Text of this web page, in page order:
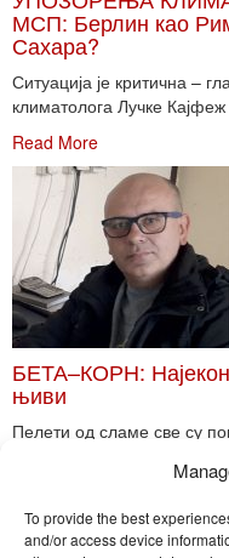
To provide the best
and/or access device
МСП: Берлин као
Сахара?
Ситуација је критична –
климатолога Лучке Кајфеж
Read More
БЕТА–КОРН:
њиви
Пелети од сламе све су